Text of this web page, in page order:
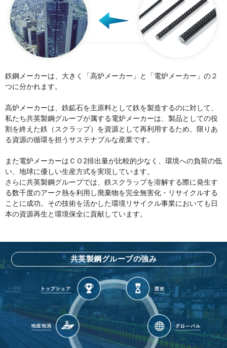
鉄鋼メーカーは、大きく「高炉メーカー」と「電炉メーカー」の２
つに分かれます。
高炉メーカーは、鉄鉱石を主原料として鉄を製造するのに対して、
私たち共英製鋼グループが属する電炉メーカーは、製品としての役
割を終えた鉄（スクラップ）を資源として再利用するため、限りあ
る資源の循環を担うサステナブルな産業です。
また電炉メーカーはＣＯ2排出量が比較的少なく、環境への負荷の低
い、地球に優しい生産方式を実現しています。
さらに共英製鋼グループでは、鉄スクラップを溶解する際に発生す
る数千度のアーク熱を利用し廃棄物を完全無害化・リサイクルする
ことに成功。その技術を活かした環境リサイクル事業においても日
本の資源再生と環境保全に貢献しています。
共英製鋼グループの強み